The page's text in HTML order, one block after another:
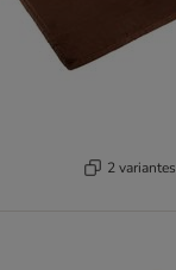
2 variantes